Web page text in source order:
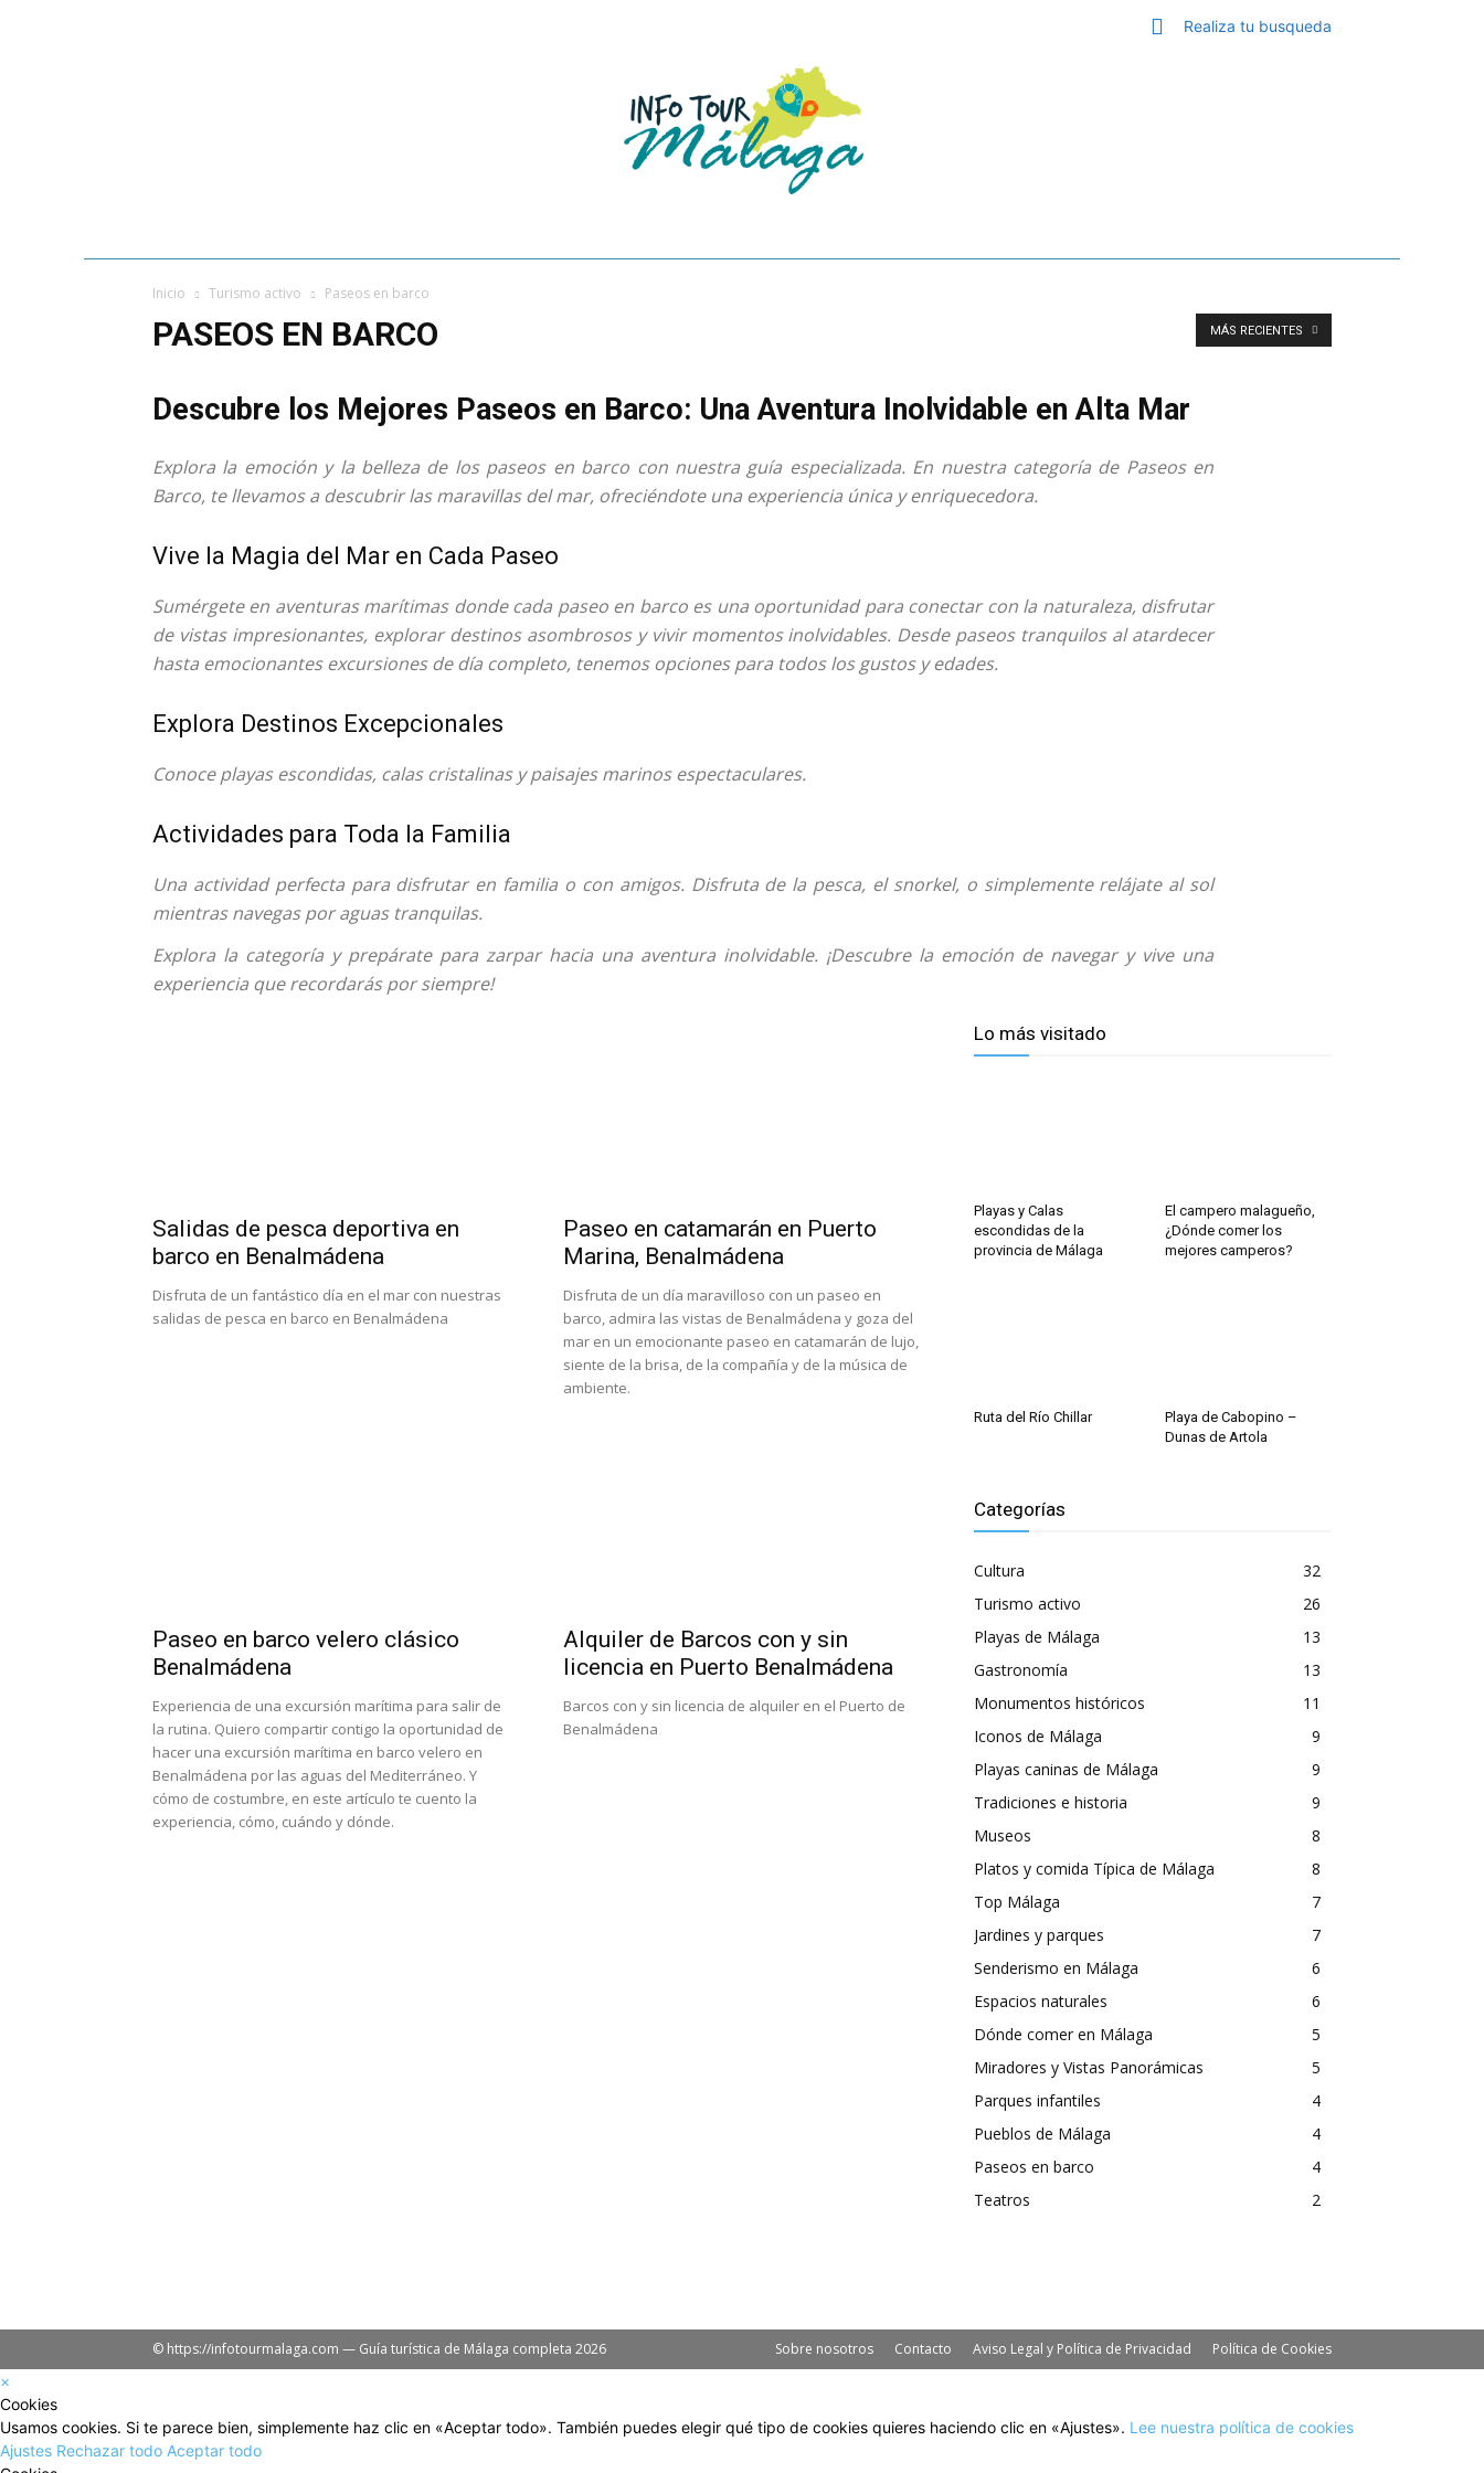
Realiza tu busqueda
Inicio Turismo activo Paseos en barco
PASEOS EN BARCO
Descubre los Mejores Paseos en Barco: Una Aventura Inolvidable en Alta Mar
Explora la emoción y la belleza de los paseos en barco con nuestra guía especializada. En nuestra categoría de Paseos en
Barco, te llevamos a descubrir las maravillas del mar, ofreciéndote una experiencia única y enriquecedora.
Vive la Magia del Mar en Cada Paseo
Sumérgete en aventuras marítimas donde cada paseo en barco es una oportunidad para conectar con la naturaleza, disfrutar
de vistas impresionantes, explorar destinos asombrosos y vivir momentos inolvidables. Desde paseos tranquilos al atardecer
hasta emocionantes excursiones de día completo, tenemos opciones para todos los gustos y edades.
Explora Destinos Excepcionales
Conoce playas escondidas, calas cristalinas y paisajes marinos espectaculares.
Actividades para Toda la Familia
Una actividad perfecta para disfrutar en familia o con amigos. Disfruta de la pesca, el snorkel, o simplemente relájate al sol
mientras navegas por aguas tranquilas.
Explora la categoría y prepárate para zarpar hacia una aventura inolvidable. ¡Descubre la emoción de navegar y vive una
experiencia que recordarás por siempre!
MÁS RECIENTES
Salidas de pesca deportiva en
barco en Benalmádena
Disfruta de un fantástico día en el mar con nuestras
salidas de pesca en barco en Benalmádena
Paseo en catamarán en Puerto
Marina, Benalmádena
Disfruta de un día maravilloso con un paseo en
barco, admira las vistas de Benalmádena y goza del
mar en un emocionante paseo en catamarán de lujo,
siente de la brisa, de la compañía y de la música de
ambiente.
Paseo en barco velero clásico
Benalmádena
Experiencia de una excursión marítima para salir de
la rutina. Quiero compartir contigo la oportunidad de
hacer una excursión marítima en barco velero en
Benalmádena por las aguas del Mediterráneo. Y
cómo de costumbre, en este artículo te cuento la
experiencia, cómo, cuándo y dónde.
Alquiler de Barcos con y sin
licencia en Puerto Benalmádena
Barcos con y sin licencia de alquiler en el Puerto de
Benalmádena
Lo más visitado
Playas y Calas
escondidas de la
provincia de Málaga
El campero malagueño,
¿Dónde comer los
mejores camperos?
Ruta del Río Chillar
Playa de Cabopino –
Dunas de Artola
Categorías
Cultura
32
Turismo activo
26
Playas de Málaga
13
Gastronomía
13
Monumentos históricos
11
Iconos de Málaga
9
Playas caninas de Málaga
9
Tradiciones e historia
9
Museos
8
Platos y comida Típica de Málaga
8
Top Málaga
7
Jardines y parques
7
Senderismo en Málaga
6
Espacios naturales
6
Dónde comer en Málaga
5
Miradores y Vistas Panorámicas
5
Parques infantiles
4
Pueblos de Málaga
4
Paseos en barco
4
Teatros
2
Sobre nosotros Contacto Aviso Legal y Política de Privacidad Política de Cookies
© https://infotourmalaga.com — Guía turística de Málaga completa 2026
×
Cookies
Usamos cookies. Si te parece bien, simplemente haz clic en «Aceptar todo». También puedes elegir qué tipo de cookies quieres haciendo clic en «Ajustes». Lee nuestra política de cookies
Ajustes Rechazar todo Aceptar todo